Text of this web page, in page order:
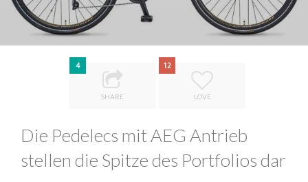
4
SHARE
12
LOVE
Die Pedelecs mit AEG Antrieb
stellen die Spitze des Portfolios dar